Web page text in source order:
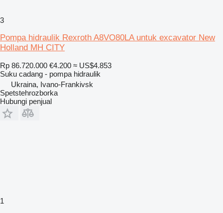
3
Pompa hidraulik Rexroth A8VO80LA untuk excavator New
Holland MH CITY
Rp 86.720.000 €4.200 ≈ US$4.853
Suku cadang - pompa hidraulik
Ukraina, Ivano-Frankivsk
Spetstehrozborka
Hubungi penjual
1